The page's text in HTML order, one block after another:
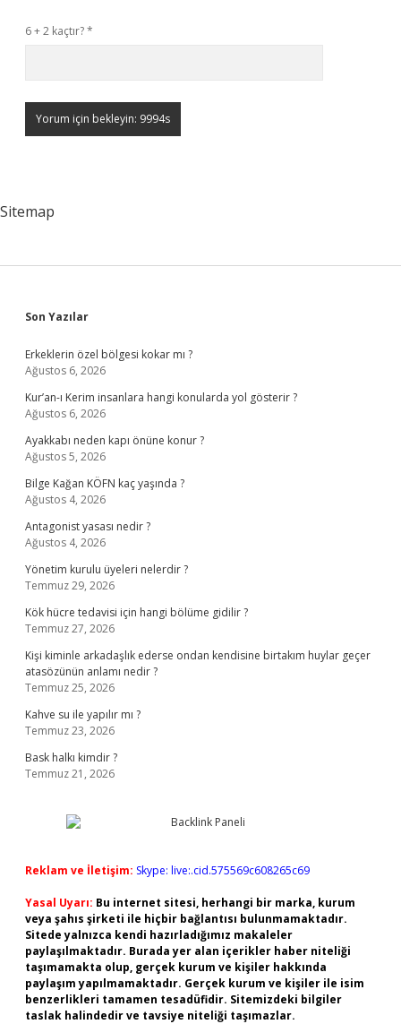
6 + 2 kaçtır?*
Sitemap
Sidebar
Son Yazılar
Erkeklerin özel bölgesi kokar mı ?
Ağustos 6, 2026
Kur’an-ı Kerim insanlara hangi konularda yol gösterir ?
Ağustos 6, 2026
Ayakkabı neden kapı önüne konur ?
Ağustos 5, 2026
Bilge Kağan KÖFN kaç yaşında ?
Ağustos 4, 2026
Antagonist yasası nedir ?
Ağustos 4, 2026
Yönetim kurulu üyeleri nelerdir ?
Temmuz 29, 2026
Kök hücre tedavisi için hangi bölüme gidilir ?
Temmuz 27, 2026
Kişi kiminle arkadaşlık ederse ondan kendisine birtakım huylar geçer
atasözünün anlamı nedir ?
Temmuz 25, 2026
Kahve su ile yapılır mı ?
Temmuz 23, 2026
Bask halkı kimdir ?
Temmuz 21, 2026
Reklam ve İletişim: Skype: live:.cid.575569c608265c69
Yasal Uyarı: Bu internet sitesi, herhangi bir marka, kurum
veya şahıs şirketi ile hiçbir bağlantısı bulunmamaktadır.
Sitede yalnızca kendi hazırladığımız makaleler
paylaşılmaktadır. Burada yer alan içerikler haber niteliği
taşımamakta olup, gerçek kurum ve kişiler hakkında
paylaşım yapılmamaktadır. Gerçek kurum ve kişiler ile isim
benzerlikleri tamamen tesadüfidir. Sitemizdeki bilgiler
taslak halindedir ve tavsiye niteliği taşımazlar.